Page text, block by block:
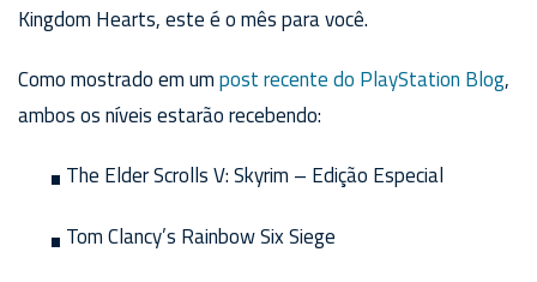
Kingdom Hearts, este é o mês para você.
Como mostrado em umpost recente do PlayStation Blog,
ambos os níveis estarão recebendo:
The Elder Scrolls V: Skyrim – Edição Especial
Tom Clancy’s Rainbow Six Siege